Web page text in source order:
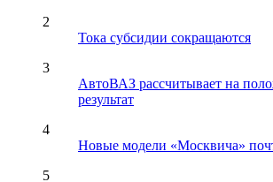
2
Тока субсидии сокращаются
3
АвтоВАЗ рассчитывает на
результат
4
Новые модели «Москвича»
5